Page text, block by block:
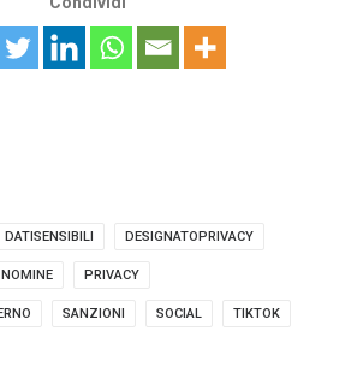
DATISENSIBILI DESIGNATOPRIVACY
NOMINE PRIVACY
SANZIONI SOCIAL TIKTOK